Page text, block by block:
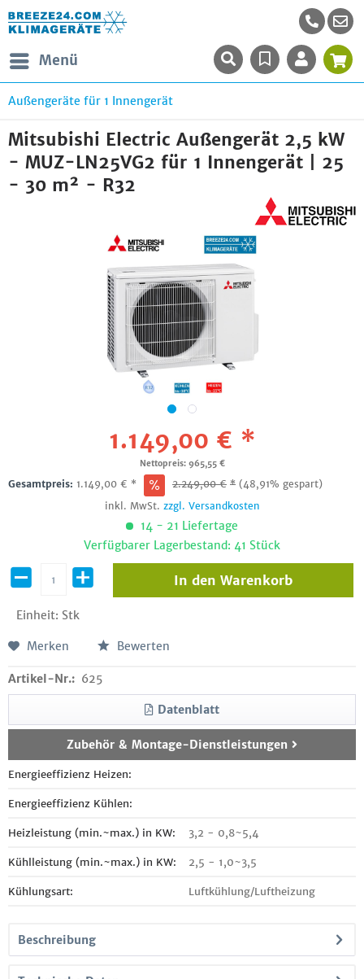
Menü
Außengeräte für 1 Innengerät
Mitsubishi Electric Außengerät 2,5 kW
- MUZ-LN25VG2 für 1 Innengerät | 25
- 30 m² - R32
1.149,00 € *
Nettopreis: 965,55 €
Gesamtpreis: 1.149,00 € * 2.249,00€ * (48,91% gespart)
inkl. MwSt. zzgl. Versandkosten
14 - 21 Liefertage
Verfügbarer Lagerbestand: 41 Stück
Einheit: Stk
In den Warenkorb
Merken Bewerten
Artikel-Nr.: 625
Datenblatt
Zubehör & Montage-Dienstleistungen
Energieeffizienz Heizen:
Energieeffizienz Kühlen:
Heizleistung (min.~max.) in KW: 3,2 - 0,8~5,4
Kühlleistung (min.~max.) in KW: 2,5 - 1,0~3,5
Kühlungsart: Luftkühlung/Luftheizung
Beschreibung